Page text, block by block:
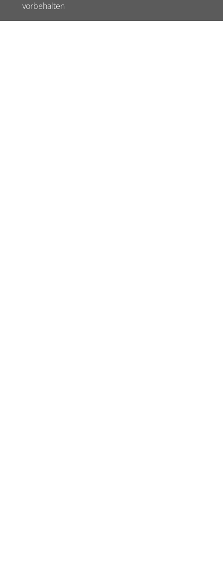
vorbehalten